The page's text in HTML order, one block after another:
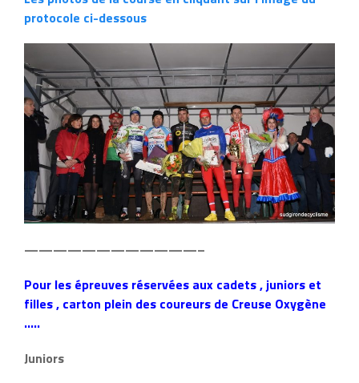
protocole ci-dessous
————————————–
Pour les épreuves réservées aux cadets , juniors et
filles , carton plein des coureurs de Creuse Oxygène
…..
Juniors